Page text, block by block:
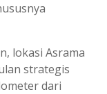
lokasi Asrama
strategis
dari